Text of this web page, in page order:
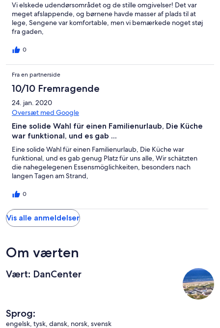
Vi elskede udendørsområdet og de stille omgivelser! Det var
meget afslappende, og børnene havde masser af plads til at
lege, Sengene var komfortable, men vi bemærkede noget støj
fra gaden,
0
Fra en partnerside
10/10 Fremragende
24. jan. 2020
Oversæt med Google
Eine solide Wahl für einen Familienurlaub, Die Küche
war funktional, und es gab ...
Eine solide Wahl für einen Familienurlaub, Die Küche war
funktional, und es gab genug Platz für uns alle, Wir schätzten
die nahegelegenen Essensmöglichkeiten, besonders nach
langen Tagen am Strand,
0
Vis alle anmeldelser
Om værten
Vært: DanCenter
Sprog:
engelsk, tysk, dansk, norsk, svensk